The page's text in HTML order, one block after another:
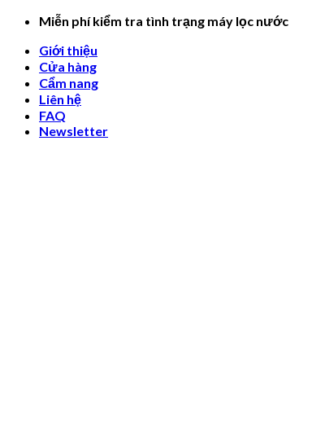
Skip
content
Miễn phí kiểm tra tình trạng máy lọc nước
Giới thiệu
Cửa hàng
Cẩm nang
Liên hệ
FAQ
Newsletter